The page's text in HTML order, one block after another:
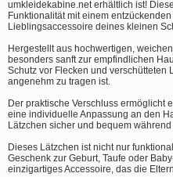
umkleidekabine.net erhältlich ist!
Funktionalität mit einem
Lieblingsaccessoire deines kleinen
Hergestellt aus hochwertigen,
besonders sanft zur empfindlichen
Schutz vor Flecken und verschütteten
angenehm zu tragen ist.
Der praktische Verschluss ermöglicht
eine individuelle Anpassung an den
Lätzchen sicher und bequem
Dieses Lätzchen ist nicht nur
Geschenk zur Geburt, Taufe oder
einzigartiges Accessoire, das die